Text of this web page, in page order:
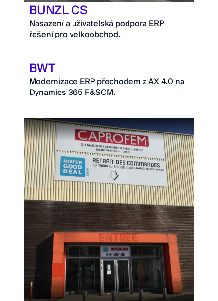
BUNZL CS
Nasazení a uživatelská podpora ERP
řešení pro velkoobchod.
BWT
Modernizace ERP přechodem z AX 4.0 na
Dynamics 365 F&SCM.